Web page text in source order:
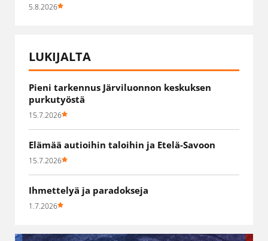
5.8.2026
LUKIJALTA
Pieni tarkennus Järviluonnon keskuksen
purkutyöstä
15.7.2026
Elämää autioihin taloihin ja Etelä-Savoon
15.7.2026
Ihmettelyä ja paradokseja
1.7.2026